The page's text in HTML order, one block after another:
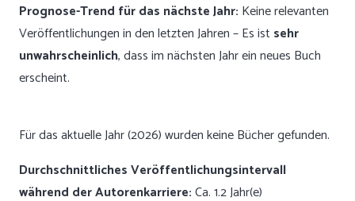
Prognose-Trend für das nächste Jahr: Keine relevanten
Veröffentlichungen in den letzten Jahren – Es ist sehr
unwahrscheinlich, dass im nächsten Jahr ein neues Buch
erscheint.
Für das aktuelle Jahr (2026) wurden keine Bücher gefunden.
Durchschnittliches Veröffentlichungsintervall
während der Autorenkarriere:Ca. 1.2 Jahr(e)